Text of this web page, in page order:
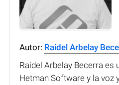
Autor: Raidel Arbelay
Raidel Arbelay Becerra es
Hetman Software y la voz